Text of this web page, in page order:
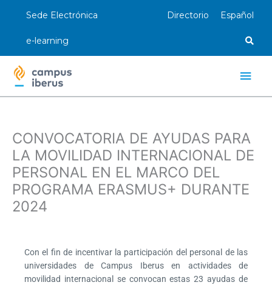
Sede Electrónica
e-learning
Directorio Español
CONVOCATORIA DE AYUDAS PARA
LA MOVILIDAD INTERNACIONAL DE
PERSONAL EN EL MARCO DEL
PROGRAMA ERASMUS+ DURANTE
2024
Con el fin de incentivar la participación del personal de las
universidades de Campus Iberus en actividades de
movilidad internacional se convocan estas 23 ayudas de